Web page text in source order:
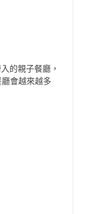
的親子餐廳，
會越來越多